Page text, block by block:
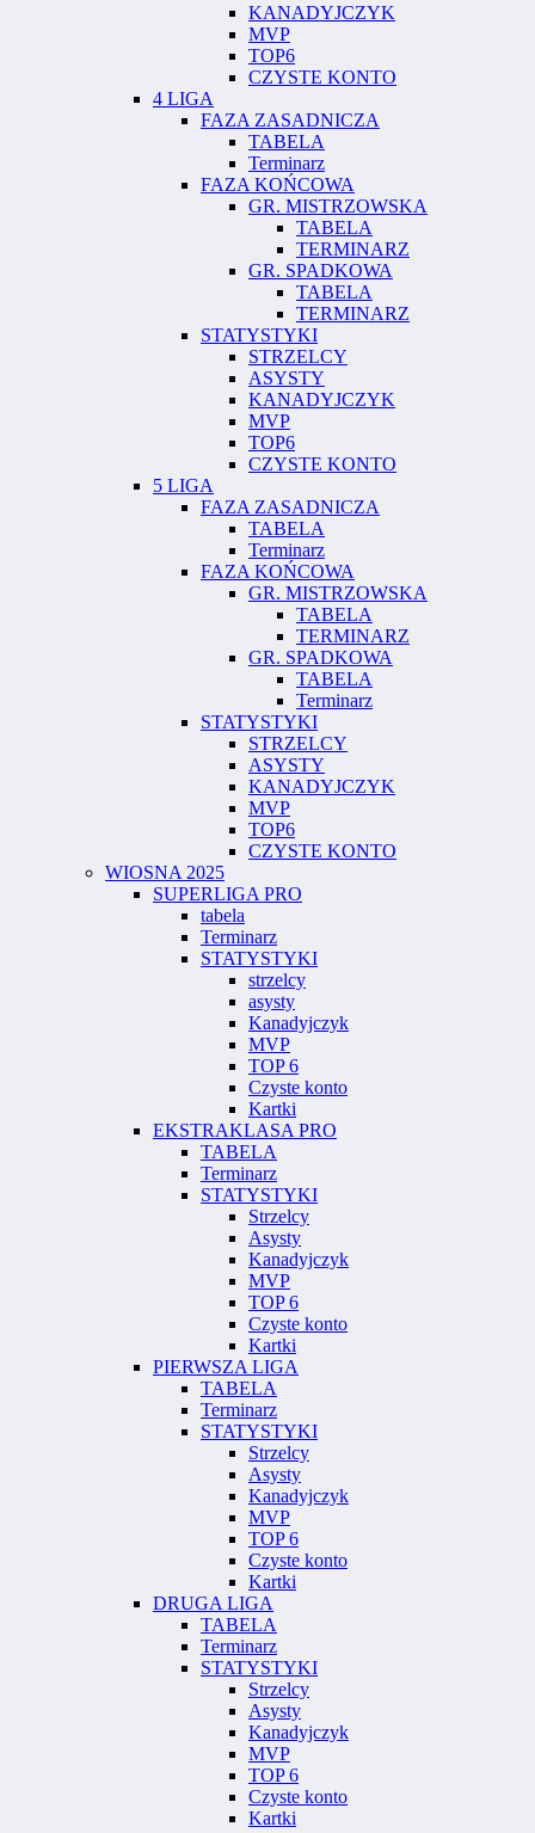
KANADYJCZYK
MVP
TOP6
CZYSTE KONTO
4 LIGA
FAZA ZASADNICZA
TABELA
Terminarz
FAZA KOŃCOWA
GR. MISTRZOWSKA
TABELA
TERMINARZ
GR. SPADKOWA
TABELA
TERMINARZ
STATYSTYKI
STRZELCY
ASYSTY
KANADYJCZYK
MVP
TOP6
CZYSTE KONTO
5 LIGA
FAZA ZASADNICZA
TABELA
Terminarz
FAZA KOŃCOWA
GR. MISTRZOWSKA
TABELA
TERMINARZ
GR. SPADKOWA
TABELA
Terminarz
STATYSTYKI
STRZELCY
ASYSTY
KANADYJCZYK
MVP
TOP6
CZYSTE KONTO
WIOSNA 2025
SUPERLIGA PRO
tabela
Terminarz
STATYSTYKI
strzelcy
asysty
Kanadyjczyk
MVP
TOP 6
Czyste konto
Kartki
EKSTRAKLASA PRO
TABELA
Terminarz
STATYSTYKI
Strzelcy
Asysty
Kanadyjczyk
MVP
TOP 6
Czyste konto
Kartki
PIERWSZA LIGA
TABELA
Terminarz
STATYSTYKI
Strzelcy
Asysty
Kanadyjczyk
MVP
TOP 6
Czyste konto
Kartki
DRUGA LIGA
TABELA
Terminarz
STATYSTYKI
Strzelcy
Asysty
Kanadyjczyk
MVP
TOP 6
Czyste konto
Kartki